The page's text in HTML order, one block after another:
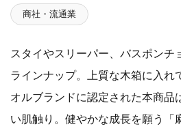
商社・流通業
スタイやスリーパー、バスポンチ
ラインナップ。上質な木箱に入れ
オルブランドに認定された本商品
い肌触り。健やかな成長を願う「